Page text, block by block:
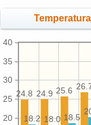
20
25
30
35
40
25.6
24.9
24.8
18.5
18.0
18.2